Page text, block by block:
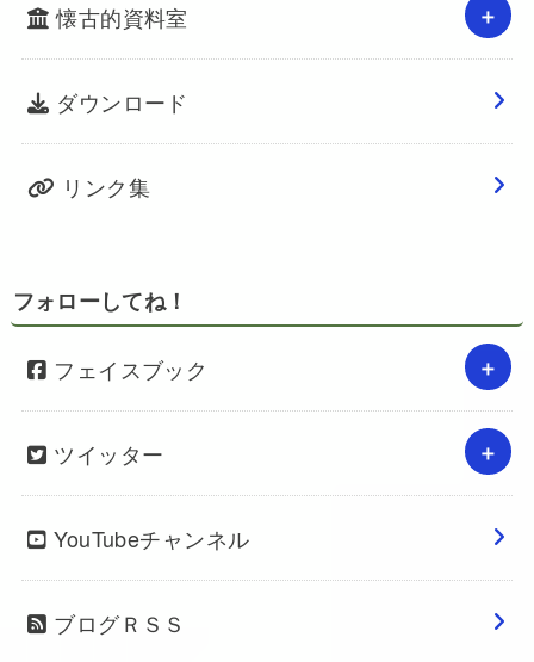
懐古的資料室
ダウンロード
リンク集
フォローしてね！
フェイスブック
ツイッター
YouTubeチャンネル
ブログＲＳＳ